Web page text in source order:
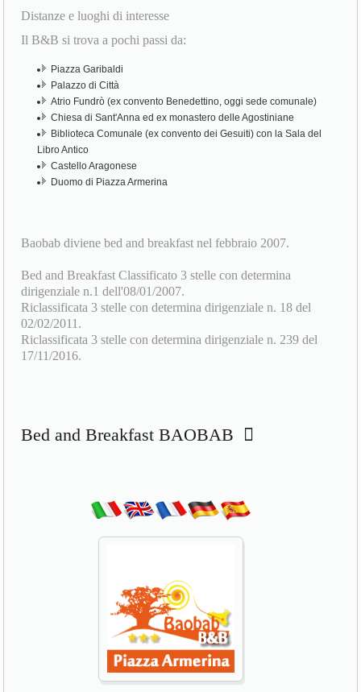
Il B&B si trova a pochi passi da:
Piazza Garibaldi
Atrio Fundrò (ex convento Benedettino, oggi sede comunale)
Chiesa di Sant'Anna ed ex monastero delle Agostiniane
Biblioteca Comunale (ex convento dei Gesuiti) con la Sala del
Libro Antico
Castello Aragonese
Duomo di Piazza Armerina
Bed and Breakfast Classificato 3 stelle con determina
Riclassificata 3 stelle con determina dirigenziale n. 18 del
02/02/2011.
Riclassificata 3 stelle con determina dirigenziale n. 239 del
17/11/2016.